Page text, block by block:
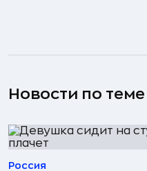
Новости по теме
Россия